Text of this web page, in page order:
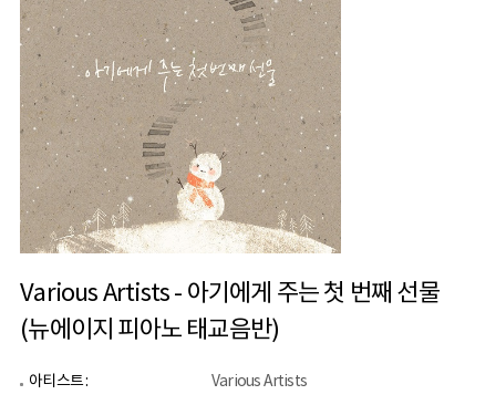
Various Artists - 아기에게 주는 첫 번째 선물
(뉴에이지 피아노 태교음반)
아티스트 :
Various Artists